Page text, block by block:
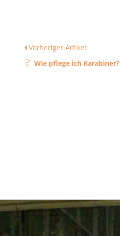
Vorheriger Artikel:
Wie pflege ich Karabiner?